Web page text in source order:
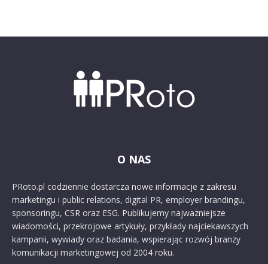
O NAS
PRoto.pl codziennie dostarcza nowe informacje z zakresu
marketingu i public relations, digital PR, employer brandingu,
sponsoringu, CSR oraz ESG. Publikujemy najważniejsze
wiadomości, przekrojowe artykuły, przykłady najciekawszych
kampanii, wywiady oraz badania, wspierając rozwój branży
komunikacji marketingowej od 2004 roku.